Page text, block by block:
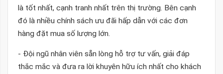
là tốt nhất, cạnh tranh nhất trên thị trường. Bên cạnh
đó là nhiều chính sách ưu đãi hấp dẫn với các đơn
hàng đặt mua số lượng lớn.
- Đội ngũ nhân viên sẵn lòng hỗ trợ tư vấn, giải đáp
thắc mắc và đưa ra lời khuyên hữu ích nhất cho khách